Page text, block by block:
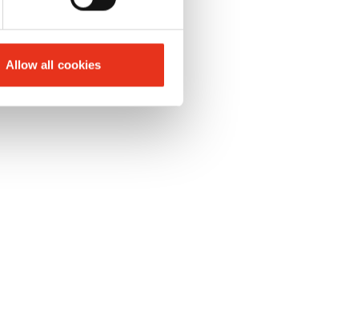
Allow all cookies